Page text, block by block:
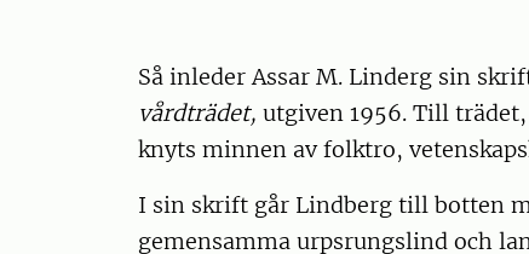
Så inleder Assar M. Linderg sin
vårdträdet, utgiven 1956. Till
knyts minnen av folktro,
I sin skrift går Lindberg till botten
gemensamma urpsrungslind och